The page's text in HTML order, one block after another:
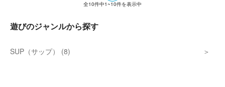
全10件中1~10件を表示中
遊びのジャンルから探す
SUP（サップ） (8)